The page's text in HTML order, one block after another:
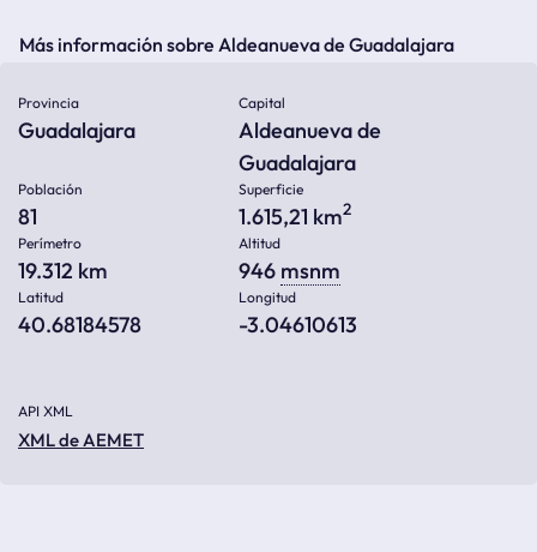
Más información sobre Aldeanueva de Guadalajara
Provincia
Guadalajara
Capital
Aldeanueva de
Guadalajara
Población
81
Superficie
1.615,21 km2
Perímetro
19.312 km
Altitud
946 msnm
Latitud
40.68184578
Longitud
-3.04610613
API XML
XML de AEMET